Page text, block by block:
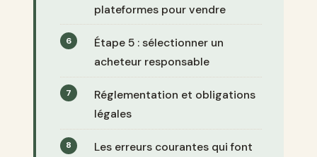
plateformes pour vendre
Étape 5 : sélectionner un
acheteur responsable
Réglementation et obligations
légales
Les erreurs courantes qui font